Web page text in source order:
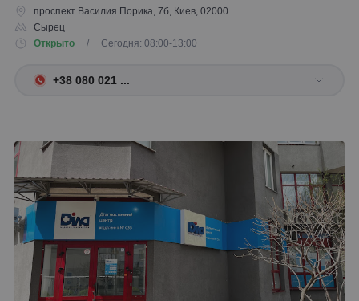
проспект Василия Порика, 7б, Киев, 02000
Сырец
Открыто
/ Сегодня: 08:00-13:00
+38 080 021 ...